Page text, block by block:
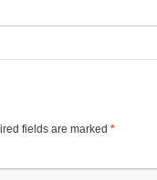
fields are marked *